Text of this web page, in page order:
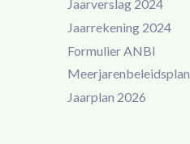
Jaarverslag 2024
Jaarrekening 2024
Formulier ANBI
Meerjarenbeleidsplan
Jaarplan 2026